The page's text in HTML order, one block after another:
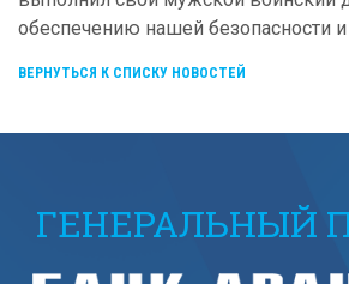
обеспечению нашей безопасности
ВЕРНУТЬСЯ К СПИСКУ НОВОСТЕЙ
ГЕНЕРАЛЬНЫЙ